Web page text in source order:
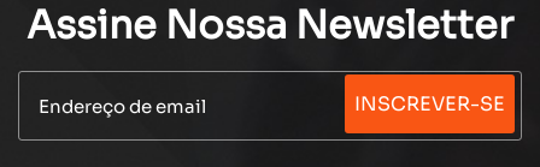
Assine Nossa Newsletter
INSCREVER-SE